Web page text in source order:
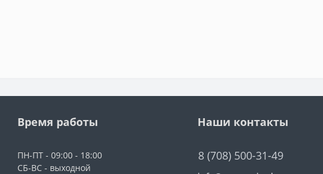
Время работы
ПН-ПТ - 09:00 - 18:00
СБ-ВС - выходной
Наши контакты
8 (708) 500-31-49